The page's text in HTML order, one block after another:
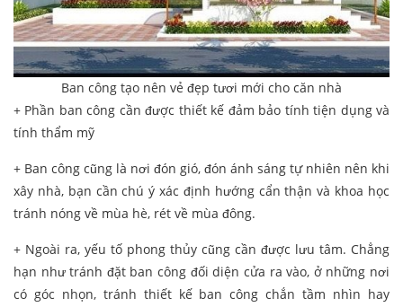
Ban công tạo nên vẻ đẹp tươi mới cho căn nhà
+ Phần ban công cần được thiết kế đảm bảo tính tiện dụng và
tính thẩm mỹ
+ Ban công cũng là nơi đón gió, đón ánh sáng tự nhiên nên khi
xây nhà, bạn cần chú ý xác định hướng cẩn thận và khoa học
tránh nóng về mùa hè, rét về mùa đông.
+ Ngoài ra, yếu tố phong thủy cũng cần được lưu tâm. Chẳng
hạn như tránh đặt ban công đối diện cửa ra vào, ở những nơi
có góc nhọn, tránh thiết kế ban công chắn tầm nhìn hay